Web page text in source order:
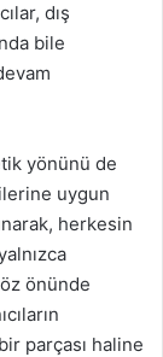
dış
bile
yönünü de
uygun
herkesin
önünde
parçası haline